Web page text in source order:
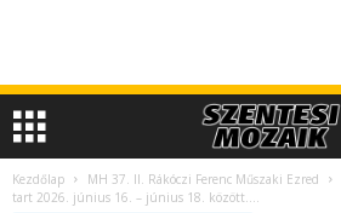
Kezdőlap MH 37. II. Rákóczi Ferenc Műszaki Ezred
tart 2026. június 16. – június 18. között….